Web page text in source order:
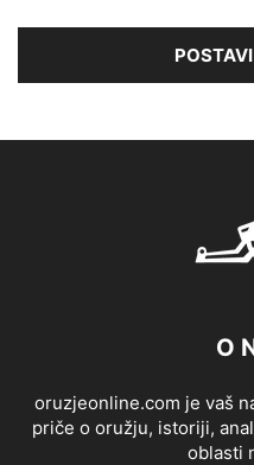
O
oruzjeonline.com je vaš
priče o oružju, istoriji,
oblasti